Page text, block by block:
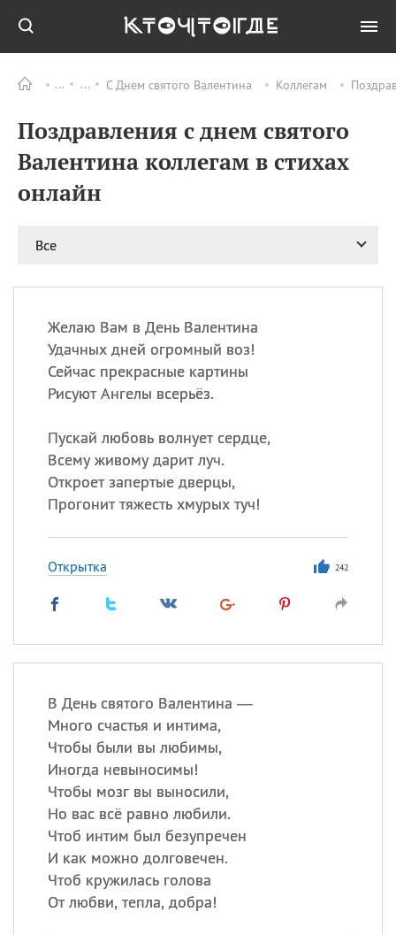
С Днем святого Валентина Коллегам
Поздравления с днем святого
Валентина коллегам в стихах
онлайн
Все
Желаю Вам в День Валентина
Удачных дней огромный воз!
Сейчас прекрасные картины
Рисуют Ангелы всерьёз.
Пускай любовь волнует сердце,
Всему живому дарит луч.
Откроет запертые дверцы,
Прогонит тяжесть хмурых туч!
Открытка 242
В День святого Валентина —
Много счастья и интима,
Чтобы были вы любимы,
Иногда невыносимы!
Чтобы мозг вы выносили,
Но вас всё равно любили.
Чтоб интим был безупречен
И как можно долговечен.
Чтоб кружилась голова
От любви, тепла, добра!
ПРАЗДНИКИ Все
06.08 Преображение
христиан
07.08 День ассирийских
07.08 Национальный день
маяка
07.08 Годовщина битвы при
ИМЕНА
Сегодня празднуют именины
Анатолий, Афанасий,Борис
Кристина